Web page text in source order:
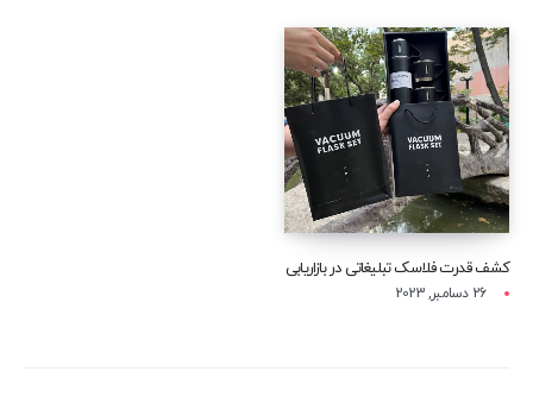
کشف قدرت فلاسک تبلیغاتی در بازاریابی
26 دسامبر, 2023